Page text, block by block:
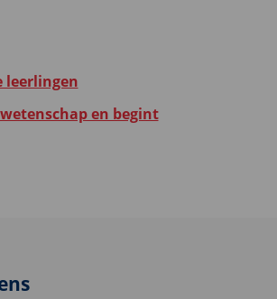
leerlingen
en begint